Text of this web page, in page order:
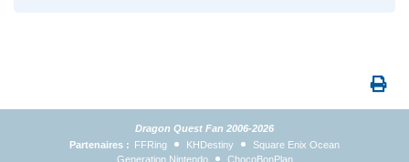
Dragon Quest Fan 2006-2026
Partenaires : FFRing KHDestiny
Square Enix Ocean
Generation Nintendo
ChocoBonPlan